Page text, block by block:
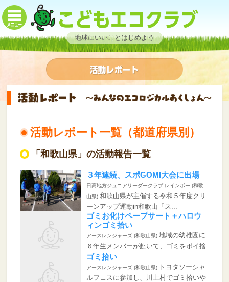
地球にいいことはじめよう
活動レポート一覧（都道府県別）
「和歌山県」の活動報告一覧
３年連続、スポGOMI大会に出場
日高地方ジュニアリーダークラブ レインボー (和歌
山県) 和歌山県が主催する令和５年度クリ
ーンアップ運動in和歌山「ス...
ゴミお化けペープサート＋ハロウ
ィンゴミ拾い
アースレンジャーズ (和歌山県) 地域の幼稚園に
６年生メンバーが赴いて、ゴミをポイ捨
てしてしま...
ゴミ拾い
アースレンジャーズ (和歌山県)
トヨタソーシャ
ルフェスに参加し、川上村でゴミ拾いや